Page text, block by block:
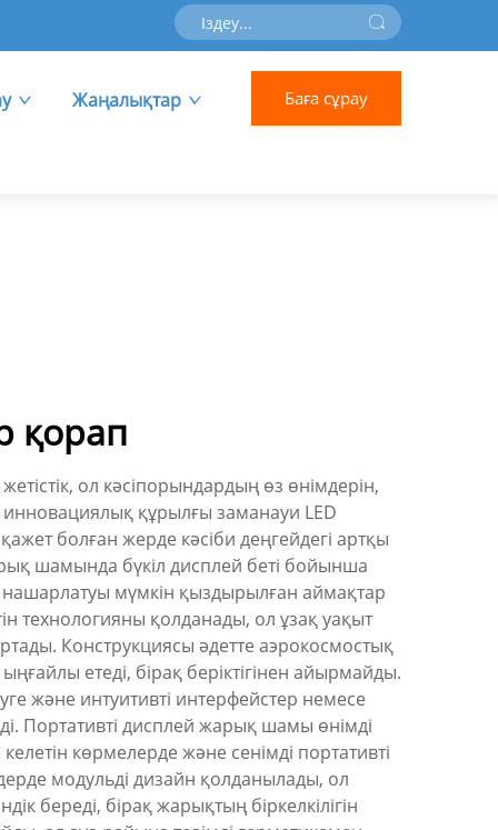
Жаңалықтар Баға сұрау
қорап
ол кәсіпорындардың өз өнімдерін,
инновациялық құрылғы заманауи LED
болған жерде кәсіби деңгейдегі артқы
шамында бүкіл дисплей беті бойынша
нашарлатуы мүмкін қыздырылған аймақтар
технологияны қолданады, ол ұзақ уақыт
Конструкциясы әдетте аэрокосмостық
етеді, бірақ беріктігінен айырмайды.
және интуитивті интерфейстер немесе
Портативті дисплей жарық шамы өнімді
көрмелерде және сенімді портативті
модульді дизайн қолданылады, ол
береді, бірақ жарықтың біркелкілігін